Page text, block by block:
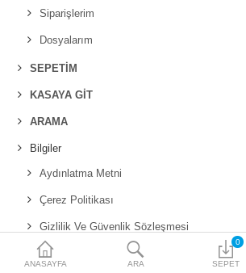
₺
ANASAYFA ARA
0
SEPET
Siparişlerim
Dosyalarım
SEPETIM
KASAYA GIT
ARAMA
Bilgiler
Aydınlatma Metni
Çerez Politikası
Gizlilik Ve Güvenlik Sözleşmesi
Hakkımızda